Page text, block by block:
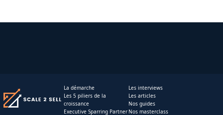
La démarche
Les 5 piliers de la
croissance
Executive Sparring Partner
Les interviews
Les articles
Nos guides
Nos masterclass